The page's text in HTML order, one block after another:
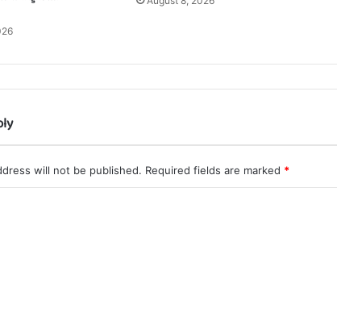
will not be published. Required fields are marked *